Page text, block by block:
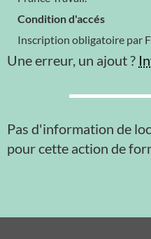
Condition d'accés
Inscription obligatoire par
Une erreur, un ajout ?
Pas d'information de
pour cette action de